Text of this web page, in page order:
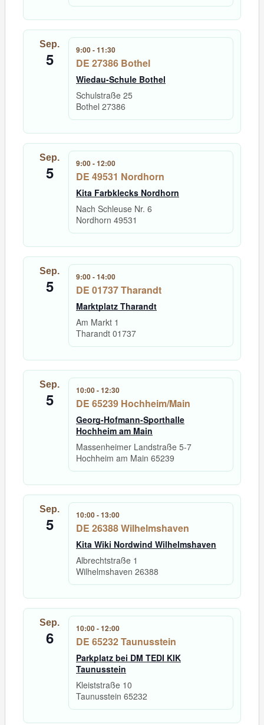
Sep.
5 9:00-11:30
DE 27386 Bothel
Wiedau-Schule Bothel
Schulstraße 25
Bothel 27386
Sep.
5 9:00-12:00
DE 49531 Nordhorn
Kita Farbklecks Nordhorn
Nach Schleuse Nr. 6
Nordhorn 49531
Sep.
5 9:00-14:00
DE 01737 Tharandt
Marktplatz Tharandt
Am Markt 1
Tharandt 01737
Sep.
5 10:00-12:30
DE 65239 Hochheim/Main
Georg-Hofmann-Sporthalle
Hochheim am Main
Massenheimer Landstraße 5-7
Hochheim am Main 65239
Sep.
5 10:00-13:00
DE 26388 Wilhelmshaven
Kita Wiki Nordwind Wilhelmshaven
Albrechtstraße 1
Wilhelmshaven 26388
Sep.
6 10:00-12:00
DE 65232 Taunusstein
Parkplatz bei DM TEDI KIK
Taunusstein
Kleiststraße 10
Taunusstein 65232